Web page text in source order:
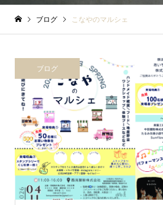
ブログ こなやのマルシェ
ブログ